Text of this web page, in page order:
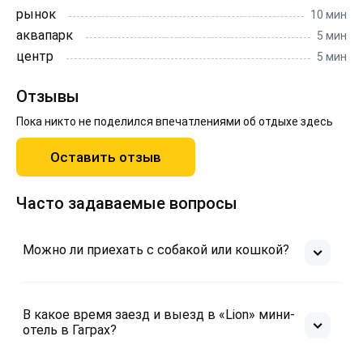
Интерьер мини-отеля и номеров выполнен в
спокойных природных оттенках. В качестве главного
цвета выбран бежевый и другие мягкие и светлые
акценты в текстиле. Органичные формы и
натуральные материалы отражают связь местных
жителей Абхазии с природой. Благодаря своей
практичности стиль "Lion" особенно полюбиться
семейным путешественникам с детьми разных
рынок 10 мин
аквапарк 5 мин
центр 5 мин
Отзывы
Пока никто не поделился впечатлениями об отдыхе здесь
Оставить отзыв
Часто задаваемые вопросы
Можно ли приехать с собакой или кошкой?
В какое время заезд и выезд в «Lion» мини-
отель в Гаграх?